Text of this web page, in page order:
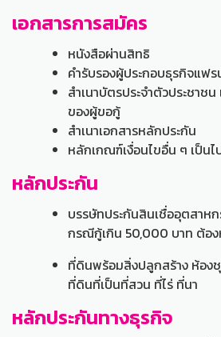
เอกสารการสมัคร
หนังสือผ่านสิทธิ
คำรับรองผู้ประกอบธุรกิจแฟร
สำเนาบัตรประจำตัวประชาชน
ของผู้ขอกู้
สำเนาเอกสารหลักประกัน
หลักเกณฑ์เงื่อนไขอื่น ๆ เป็น
หลักประกัน
บรรษัทประกันสินเชื่ออุตสาห
กรณีกู้เกิน 50,000 บาท ต้อ
ที่ดินพร้อมสิ่งปลูกสร้าง ห้อง
ที่ดินที่เป็นที่สวน ที่ไร่ ที่นา
หลักประกันทางธุรกิจ